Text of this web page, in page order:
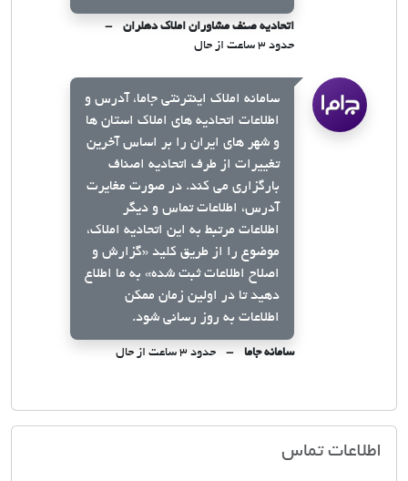
اتحادیه صنف مشاوران املاک دهلران
حدود ۳ ساعت از حال
سامانه املاک اینترنتی جاما، آدرس و
اطلاعات اتحادیه های املاک استان ها
و شهر های ایران را بر اساس آخرین
تغییرات از طرف اتحادیه اصناف
بارگزاری می کند. در صورت مغایرت
آدرس، اطلاعات تماس و دیگر
اطلاعات مرتبط به این اتحادیه املاک،
موضوع را از طریق کلید «گزارش و
اصلاح اطلاعات ثبت شده» به ما اطلاع
دهید تا در اولین زمان ممکن
اطلاعات به روز رسانی شود.
سامانه جاما حدود ۳ ساعت از حال
اطلاعات تماس